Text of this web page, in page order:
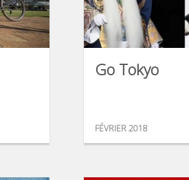
Go Tokyo
FÉVRIER 2018